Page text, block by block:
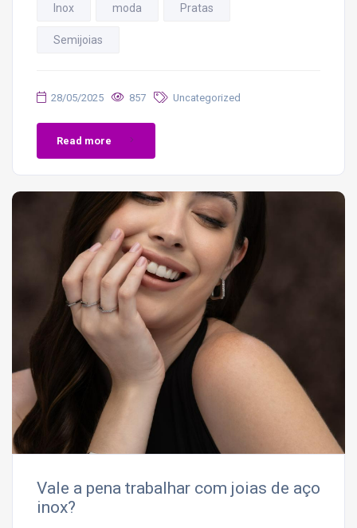
Inox moda Pratas
Semijoias
28/05/2025 857 Uncategorized
Read more
Vale a pena trabalhar com joias de aço
inox?